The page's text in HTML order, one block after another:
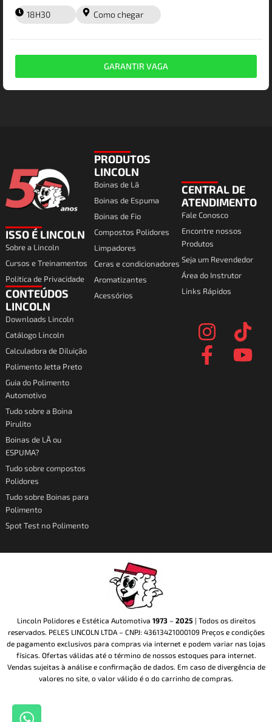
18H30 Como chegar
GARANTIR VAGA
ISSO É LINCOLN
Sobre a Lincoln
Cursos e Treinamentos
Politica de Privacidade
CONTEÚDOS
LINCOLN
Downloads Lincoln
Catálogo Lincoln
Calculadora de Diluição
Polimento Jetta Preto
Guia do Polimento
Automotivo
Tudo sobre a Boina
Pirulito
Boinas de LÃ ou
ESPUMA?
Tudo sobre compostos
Polidores
Tudo sobre Boinas para
Polimento
Spot Test no Polimento
PRODUTOS
LINCOLN
Boinas de Lã
Boinas de Espuma
Boinas de Fio
Compostos Polidores
Limpadores
Ceras e condicionadores
Aromatizantes
Acessórios
CENTRAL DE
ATENDIMENTO
Fale Conosco
Encontre nossos
Produtos
Seja um Revendedor
Área do Instrutor
Links Rápidos
n
s
t
i
k
t
a
c
e
o
u
t
Lincoln Polidores e Estética Automotiva 1973– 2025 | Todos os direitos
reservados. PELES LINCOLN LTDA – CNPJ: 43613421000109 Preços e condições
de pagamento exclusivos para compras via internet e podem variar nas lojas
físicas. Ofertas válidas até o término de nossos estoques para internet.
Vendas sujeitas à análise e confirmação de dados. Em caso de divergência de
valores no site, o valor válido é o do carrinho de compras.